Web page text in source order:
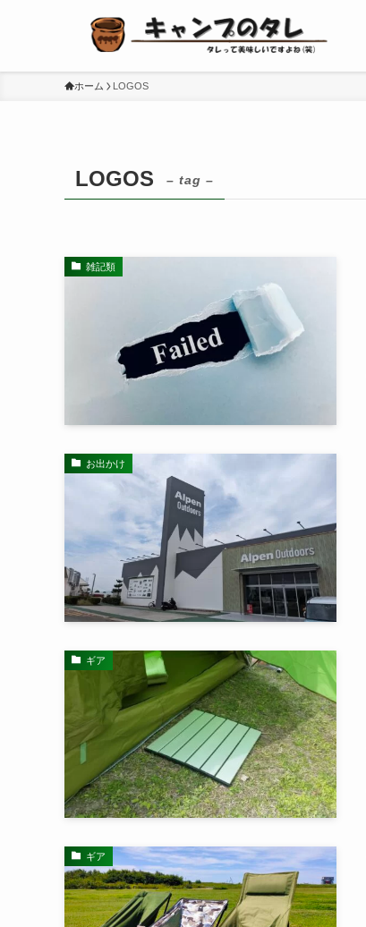
ホーム LOGOS
LOGOS – tag –
雑記類
お出かけ
ギア
ギア